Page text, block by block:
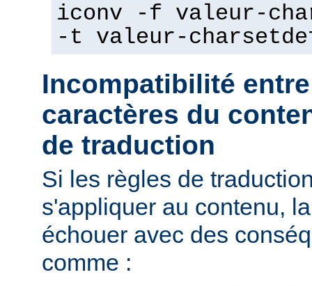
iconv -f valeur-
-t valeur-
Incompatibilité
caractères du
de traduction
Si les règles de
s'appliquer au contenu,
échouer avec des
comme :